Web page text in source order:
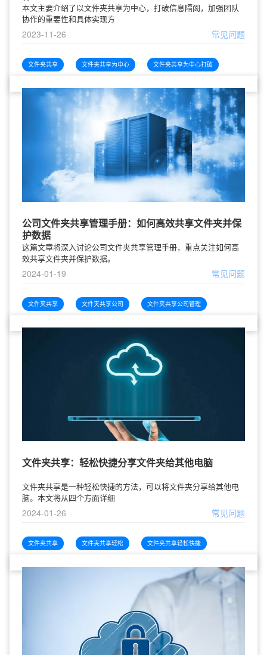
本文主要介绍了以文件夹共享为中心，打破信息隔阂，加强团队
协作的重要性和具体实现方
2023-11-26 常见问题
文件夹共享 文件夹共享为中心 文件夹共享为中心打破
公司文件夹共享管理手册：如何高效共享文件夹并保
护数据
这篇文章将深入讨论公司文件夹共享管理手册，重点关注如何高
效共享文件夹并保护数据。
2024-01-19 常见问题
文件夹共享 文件夹共享公司 文件夹共享公司管理
文件夹共享：轻松快捷分享文件夹给其他电脑
文件夹共享是一种轻松快捷的方法，可以将文件夹分享给其他电
脑。本文将从四个方面详细
2024-01-26 常见问题
文件夹共享 文件夹共享轻松 文件夹共享轻松快捷